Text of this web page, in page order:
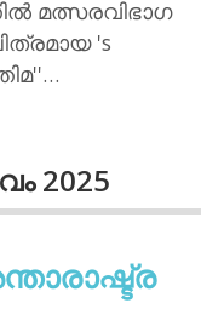
മത്സരവിഭാഗ
's
2025